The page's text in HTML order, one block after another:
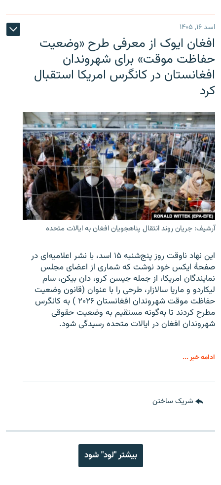
اسد ۱۶, ۱۴۰۵
افغان ایوک از معرفی طرح «وضعیت
حفاظت موقت» برای شهروندان
افغانستان در کانگرس امریکا استقبال
کرد
آرشیف: جریان روند انتقال پناهجویان افغان به ایالات متحده
این نهاد ناوقت روز پنج‌شنبه ۱۵ اسد، با نشر اعلامیه‌ای در
صفحۀ ایکس خود نوشت که شماری از اعضای مجلس
نمایندگان امریکا، از جمله جیسن کرو، دان بیکن، سام
لیکاردو و ماریا سالازار، طرحی را با عنوان (قانون وضعیت
حفاظت موقت شهروندان افغانستان ۲۰۲۶ ) به کانگرس
مطرح کردند تا به‌گونه مستقیم به وضعیت حقوقی
شهروندان افغان در ایالات متحده رسیدگی شود.
ادامه خبر ...
شریک ساختن
بیشتر "لود" شود